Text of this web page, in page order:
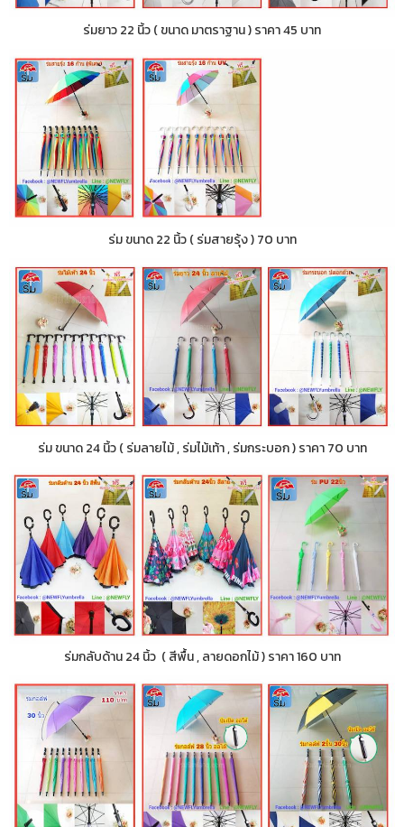
ร่มยาว 22 นิ้ว ( ขนาด มาตราฐาน ) ราคา 45 บาท
ร่ม ขนาด 22 นิ้ว ( ร่มสายรุ้ง ) 70 บาท
ร่ม ขนาด 24 นิ้ว ( ร่มลายไม้ , ร่มไม้เท้า , ร่มกระบอก ) ราคา 70 บาท
ร่มกลับด้าน 24 นิ้ว ( สีพื้น , ลายดอกไม้ ) ราคา 160 บาท